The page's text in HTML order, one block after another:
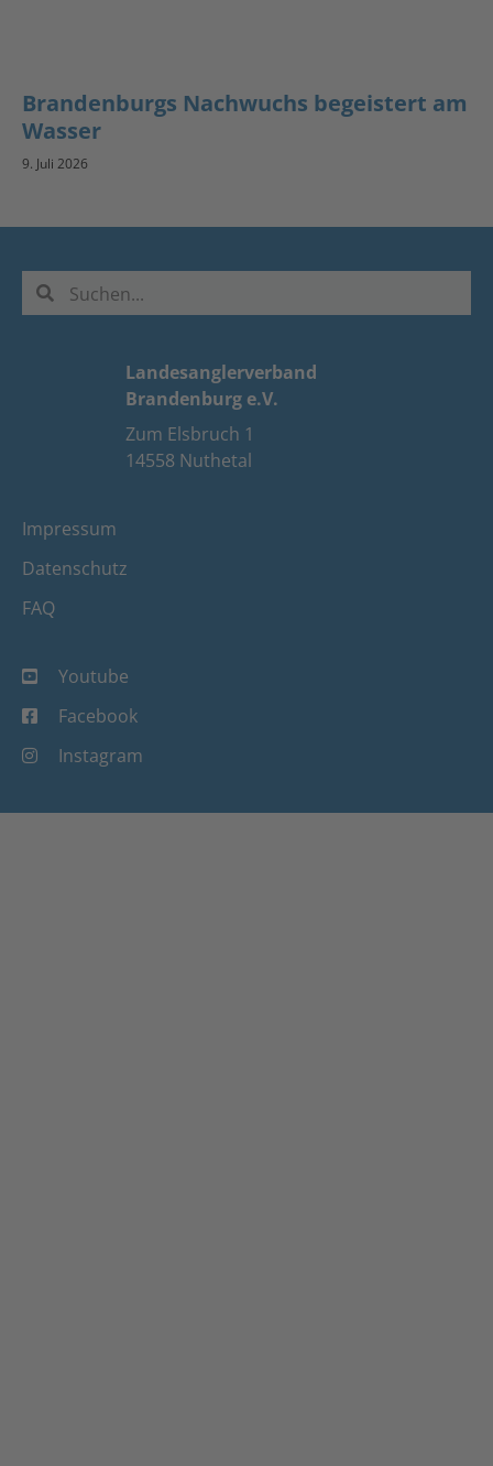
Brandenburgs Nachwuchs begeistert am
Wasser
9. Juli 2026
Landesanglerverband
Brandenburg e.V.
Zum Elsbruch 1
14558 Nuthetal
Impressum
Datenschutz
FAQ
Youtube
Facebook
Instagram